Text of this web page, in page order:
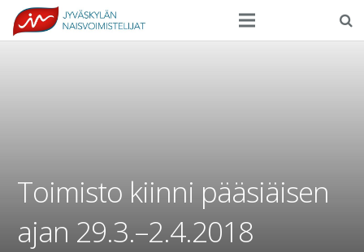
Ilmoittautuminen
Yhteystiedot
Toimisto kiinni pääsiäisen
ajan 29.3.–2.4.2018